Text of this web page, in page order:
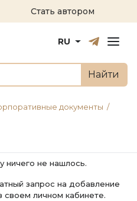
Стать автором
РусскийEnglish
RU
Найти
документы /
ничего не нашлось.
запрос на добавление
своем личном кабинете.